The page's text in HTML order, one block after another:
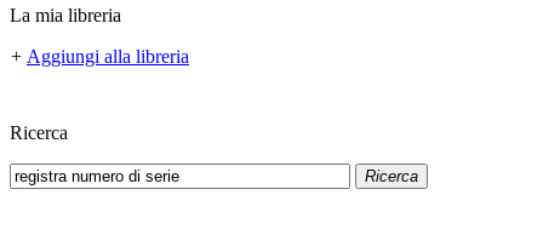
La mia libreria
+ Aggiungi alla libreria
Ricerca
Ricerca